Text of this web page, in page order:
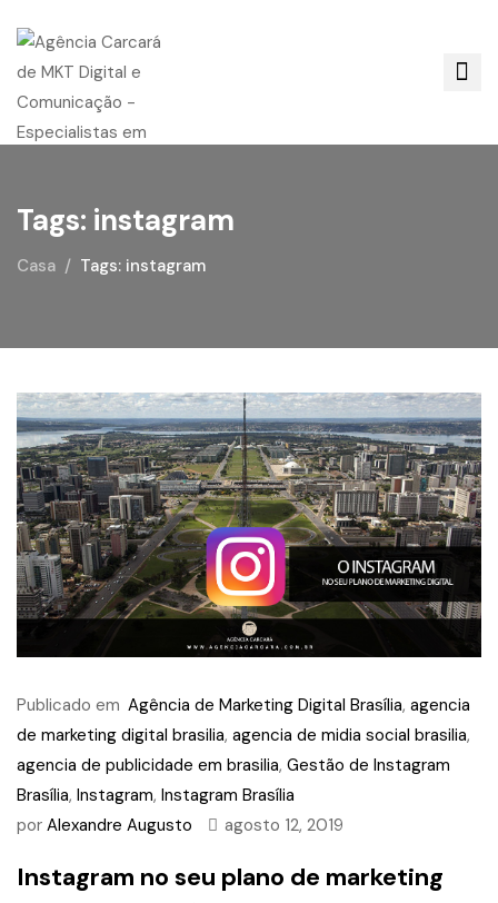
Tags: instagram
Casa Tags: instagram
Publicado em Agência de Marketing Digital Brasília, agencia
de marketing digital brasilia, agencia de midia social brasilia,
agencia de publicidade em brasilia, Gestão de Instagram
Brasília, Instagram, Instagram Brasília
por Alexandre Augusto agosto 12, 2019
Instagram no seu plano de marketing